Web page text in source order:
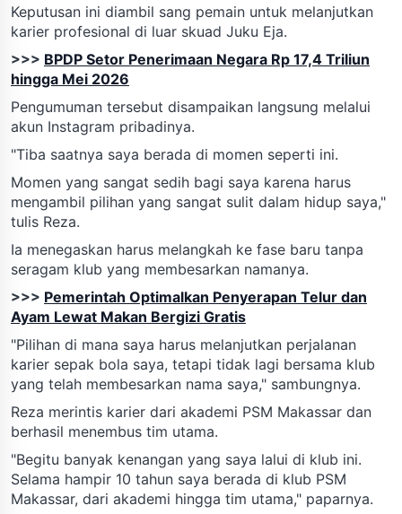
Keputusan ini diambil sang pemain untuk melanjutkan
karier profesional di luar skuad Juku Eja.
>>> BPDP Setor Penerimaan Negara Rp 17,4 Triliun
hingga Mei 2026
Pengumuman tersebut disampaikan langsung melalui
akun Instagram pribadinya.
"Tiba saatnya saya berada di momen seperti ini.
Momen yang sangat sedih bagi saya karena harus
mengambil pilihan yang sangat sulit dalam hidup saya,"
tulis Reza.
Ia menegaskan harus melangkah ke fase baru tanpa
seragam klub yang membesarkan namanya.
>>> Pemerintah Optimalkan Penyerapan Telur dan
Ayam Lewat Makan Bergizi Gratis
"Pilihan di mana saya harus melanjutkan perjalanan
karier sepak bola saya, tetapi tidak lagi bersama klub
yang telah membesarkan nama saya," sambungnya.
Reza merintis karier dari akademi PSM Makassar dan
berhasil menembus tim utama.
"Begitu banyak kenangan yang saya lalui di klub ini.
Selama hampir 10 tahun saya berada di klub PSM
Makassar, dari akademi hingga tim utama," paparnya.